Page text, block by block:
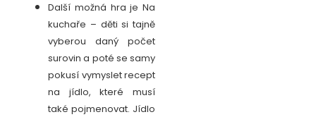
Další možná hra je Na
kuchaře – děti si tajně
vyberou daný počet
surovin a poté se samy
pokusí vymyslet recept
na jídlo, které musí
také pojmenovat. Jídlo